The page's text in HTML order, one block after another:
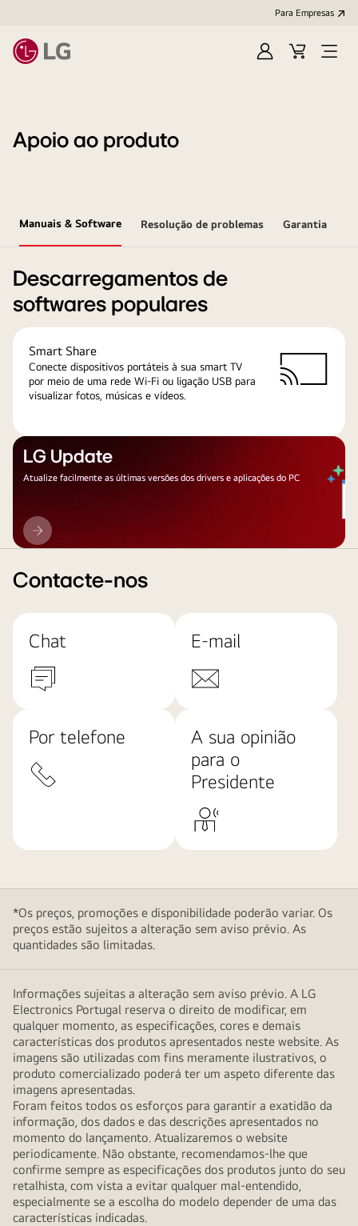
Para Empresas
IniciarCart
Open
Apoio ao produto
Manuais & Software Resolução de problemas Garantia
Descarregamentos de
softwares populares
Smart Share
Conecte dispositivos portáteis à sua smart TV
por meio de uma rede Wi-Fi ou ligação USB para
visualizar fotos, músicas e vídeos.
LG Update
Atualize facilmente as últimas versões dos drivers e aplicações do PC
LG
Update
Contacte-nos
Chat E-mail
Por telefone
A sua opinião
para o
Presidente
*Os preços, promoções e disponibilidade poderão variar. Os
preços estão sujeitos a alteração sem aviso prévio. As
quantidades são limitadas.
Informações sujeitas a alteração sem aviso prévio. A LG
Electronics Portugal reserva o direito de modificar, em
qualquer momento, as especificações, cores e demais
características dos produtos apresentados neste website. As
imagens são utilizadas com fins meramente ilustrativos, o
produto comercializado poderá ter um aspeto diferente das
imagens apresentadas.
Foram feitos todos os esforços para garantir a exatidão da
informação, dos dados e das descrições apresentados no
momento do lançamento. Atualizaremos o website
periodicamente. Não obstante, recomendamos-lhe que
confirme sempre as especificações dos produtos junto do seu
retalhista, com vista a evitar qualquer mal-entendido,
especialmente se a escolha do modelo depender de uma das
características indicadas.